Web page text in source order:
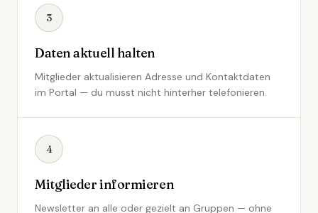
3
Daten aktuell halten
Mitglieder aktualisieren Adresse und Kontaktdaten
im Portal — du musst nicht hinterher telefonieren.
4
Mitglieder informieren
Newsletter an alle oder gezielt an Gruppen — ohne